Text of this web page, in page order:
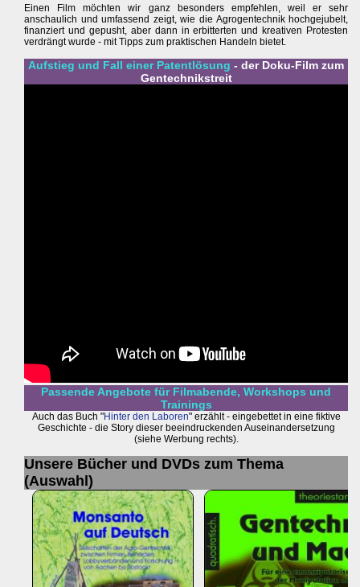
Einen Film möchten wir ganz besonders empfehlen, weil er sehr
anschaulich und umfassend zeigt, wie die Agrogentechnik hochgejubelt,
finanziert und gepusht, aber dann in erbitterten und kreativen Protesten
verdrängt wurde - mit Tipps zum praktischen Handeln bietet.
Aufstieg und Fall einer Patentlösung - der Doku-Film zum
Gentechnikstreit
Passende Angebote für Filmabende, Workshops und
Trainings
Auch das Buch "Hinter den Laboren" erzählt - eingebettet in eine fiktive
Geschichte - die Story dieser beeindruckenden Auseinandersetzung
(siehe Werbung rechts).
Unsere Bücher und DVDs zum Thema
(Auswahl)